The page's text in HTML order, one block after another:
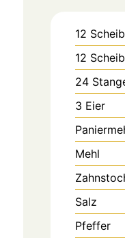
12
12
24
3 Eier
Mehl
Salz
Pfeffer